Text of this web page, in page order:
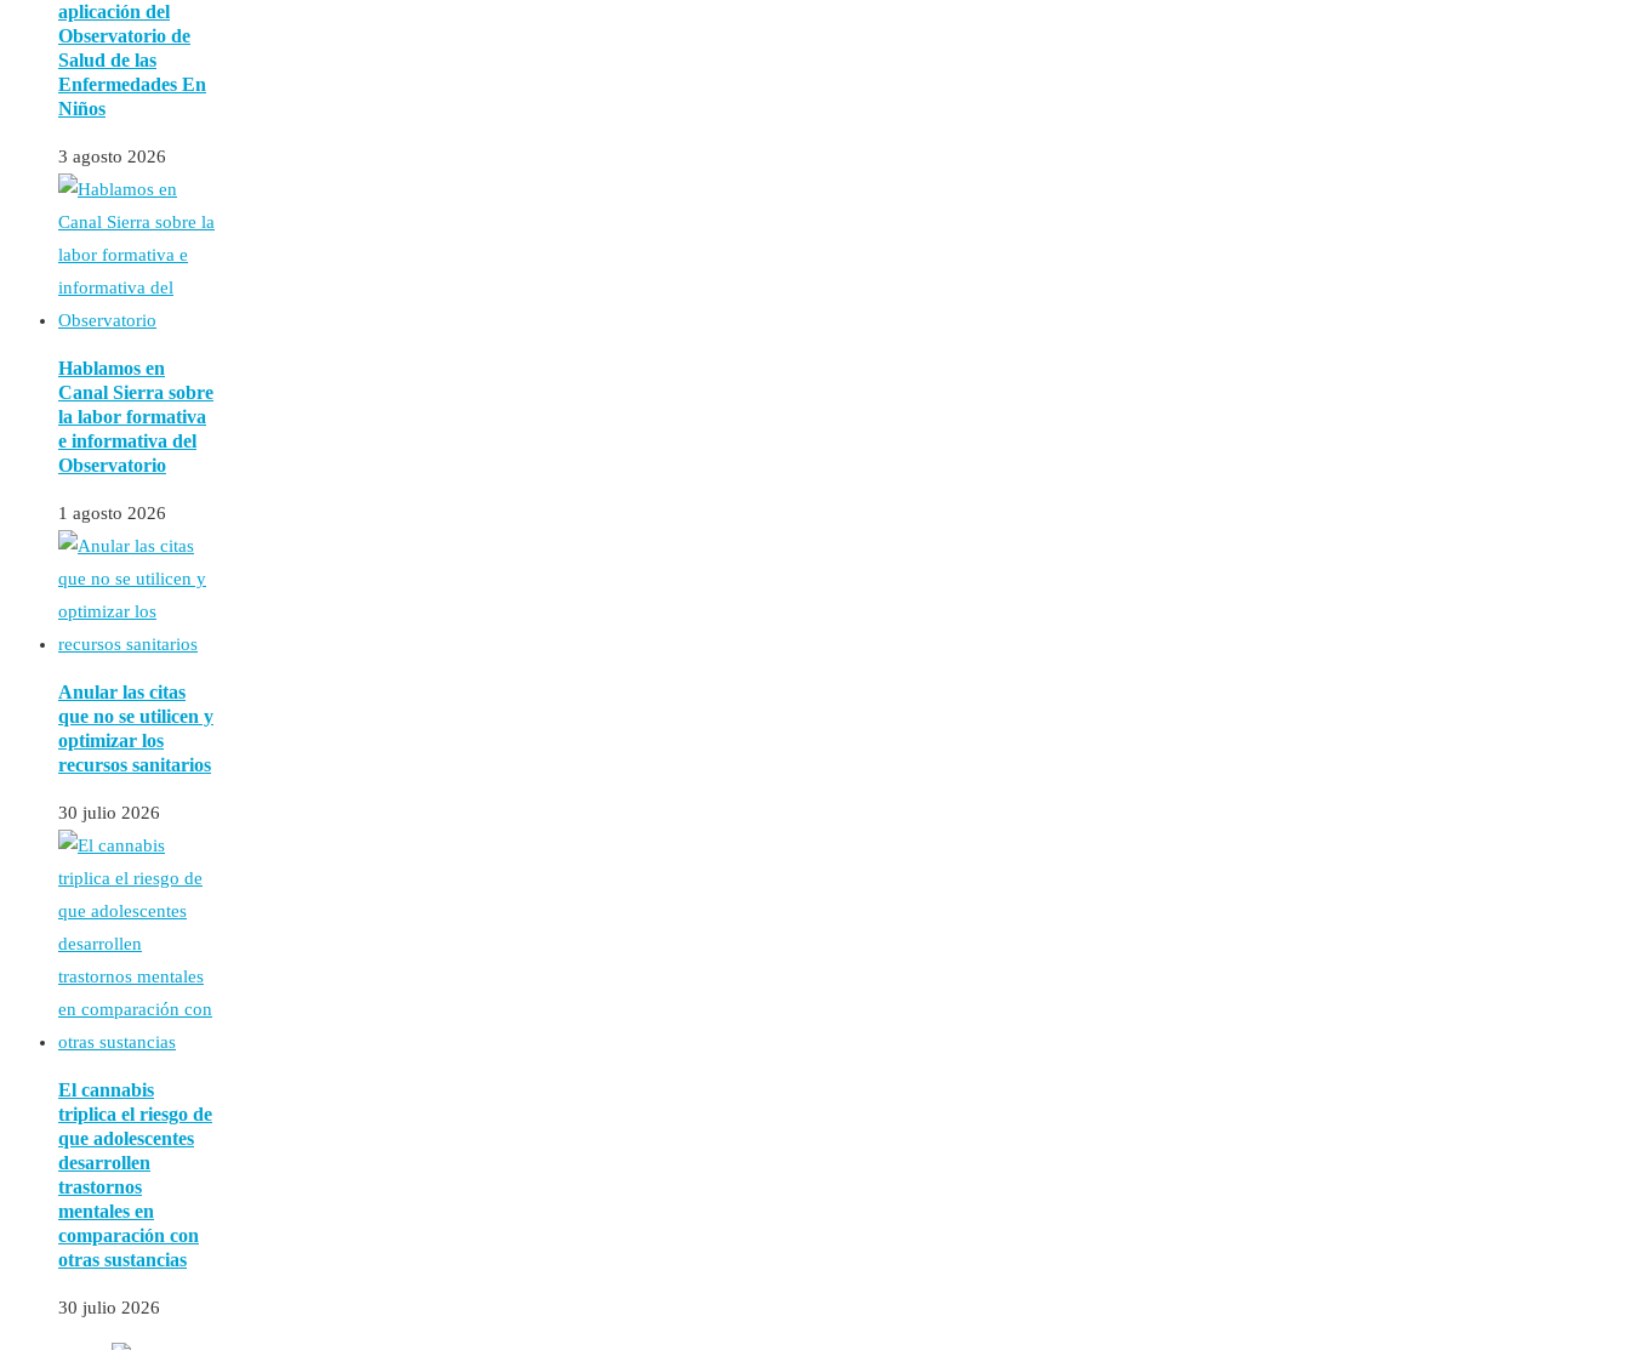
aplicación del
Observatorio de
Salud de las
Enfermedades En
Niños
3 agosto 2026
Hablamos en
Canal Sierra sobre
la labor formativa
e informativa del
Observatorio
1 agosto 2026
Anular las citas
que no se utilicen y
optimizar los
recursos sanitarios
30 julio 2026
El cannabis
triplica el riesgo de
que adolescentes
desarrollen
trastornos
mentales en
comparación con
otras sustancias
30 julio 2026